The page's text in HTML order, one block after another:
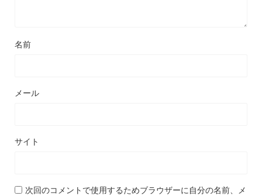
名前
メール
サイト
次回のコメントで使用するためブラウザーに自分の名前、メ